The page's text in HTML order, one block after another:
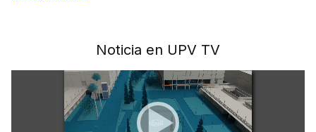
Noticia en UPV TV